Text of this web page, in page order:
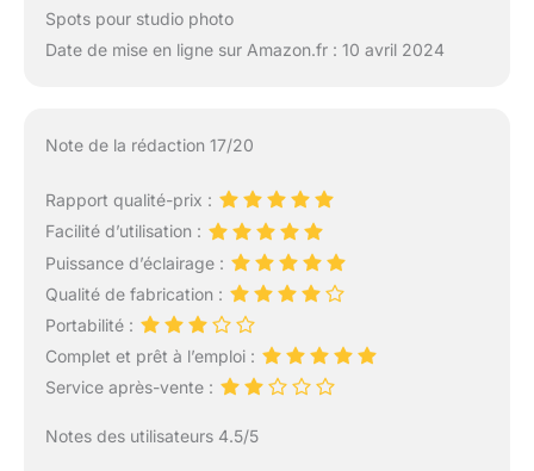
Spots pour studio photo
Date de mise en ligne sur Amazon.fr : 10 avril 2024
Note de la rédaction 17/20
Rapport qualité-prix :
Facilité d’utilisation :
Puissance d’éclairage :
Qualité de fabrication :
Portabilité :
Complet et prêt à l’emploi :
Service après-vente :
Notes des utilisateurs 4.5/5